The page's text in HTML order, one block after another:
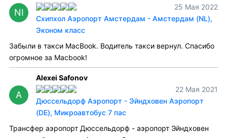
NI
25 Мая 2022
Схипхол Аэропорт Амстердам - Амстердам (NL),
Эконом класс
Забыли в такси MacBook. Водитель такси вернул. Спасибо
огромное за Macbook!
A
Alexei Safonov
22 Мая 2021
Дюссельдорф Аэропорт - Эйндховен Аэропорт
(DE), Микроавтобус 7 пас
Трансфер аэропорт Дюссельдорф - аэропорт Эйндховен